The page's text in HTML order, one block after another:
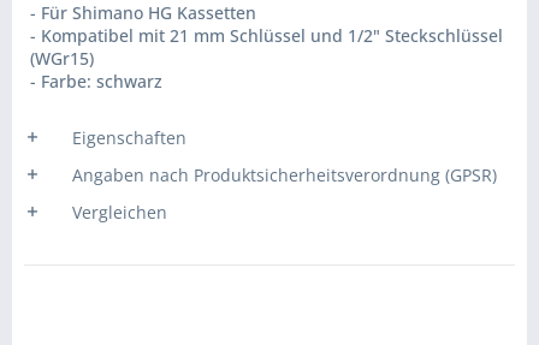
- Für Shimano HG Kassetten
- Kompatibel mit 21 mm Schlüssel und 1/2" Steckschlüssel
(WGr15)
- Farbe: schwarz
Eigenschaften
Angaben nach Produktsicherheitsverordnung (GPSR)
Vergleichen